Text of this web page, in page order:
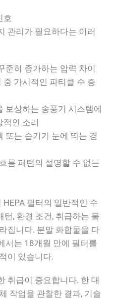
호
관리가 필요하다는 이러
준히 증가하는 압력 차이
중 가시적인 파티클 수 증
보상하는 송풍기 시스템에
적인 소리
또는 습기가 눈에 띄는 경
름 패턴의 설명할 수 없는
필터의 일반적인 수
, 환경 조건, 취급하는 물
집니다. 분말 화합물을 다
서는 18개월 만에 필터를
이 있습니다.
취급이 중요합니다. 한 대
작업을 관찰한 결과, 기술